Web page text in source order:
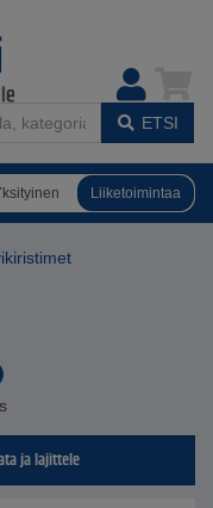
ETSI
Liiketoimintaa
ja lajittele